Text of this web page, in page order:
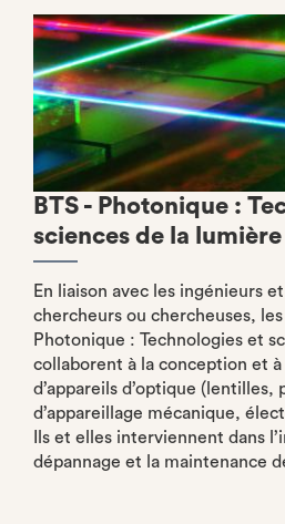
BTS - Photonique :
sciences de la lumière
En liaison avec les ingénieurs
chercheurs ou chercheuses,
Photonique : Technologies et
collaborent à la conception et à
d’appareils d’optique (lentilles,
d’appareillage mécanique,
Ils et elles interviennent dans
dépannage et la maintenance